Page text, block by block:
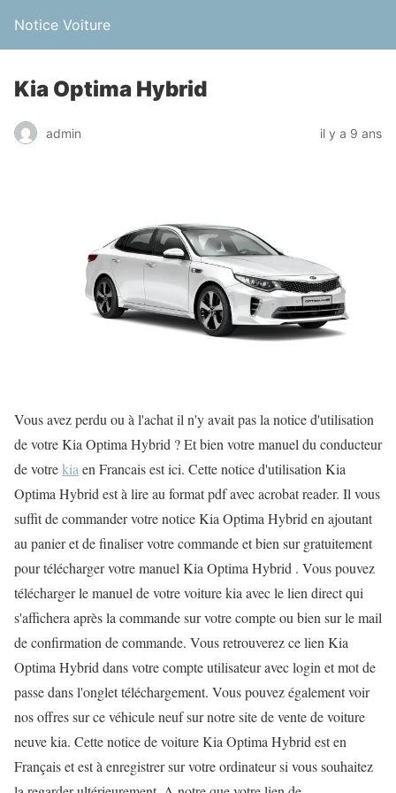
Notice Voiture
Kia Optima Hybrid
admin il y a 9 ans
Vous avez perdu ou à l'achat il n'y avait pas la notice d'utilisation
de votre Kia Optima Hybrid ? Et bien votre manuel du conducteur
de votrekia en Francais est ici. Cette notice d'utilisation Kia
Optima Hybrid est à lire au format pdf avec acrobat reader. Il vous
suffit de commander votre notice Kia Optima Hybrid en ajoutant
au panier et de finaliser votre commande et bien sur gratuitement
pour télécharger votre manuel Kia Optima Hybrid . Vous pouvez
télécharger le manuel de votre voiture kia avec le lien direct qui
s'affichera après la commande sur votre compte ou bien sur le mail
de confirmation de commande. Vous retrouverez ce lien Kia
Optima Hybrid dans votre compte utilisateur avec login et mot de
passe dans l'onglet téléchargement. Vous pouvez également voir
nos offres sur ce véhicule neuf sur notre site de vente de voiture
neuve kia. Cette notice de voiture Kia Optima Hybrid est en
Français et est à enregistrer sur votre ordinateur si vous souhaitez